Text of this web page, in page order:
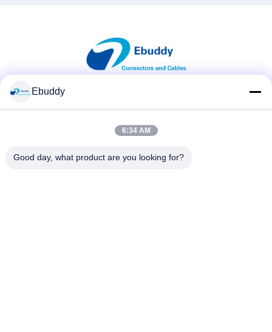
দ্রুত যোগাযোগ
Ebuddy
6:34 AM
Good day, what product are you looking for?